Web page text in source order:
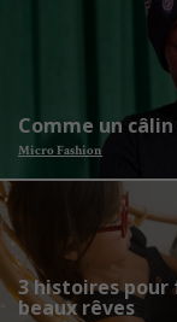
Comme un
Micro Fashion
3 histoires pour
beaux rêves